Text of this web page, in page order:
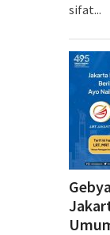
sifat...